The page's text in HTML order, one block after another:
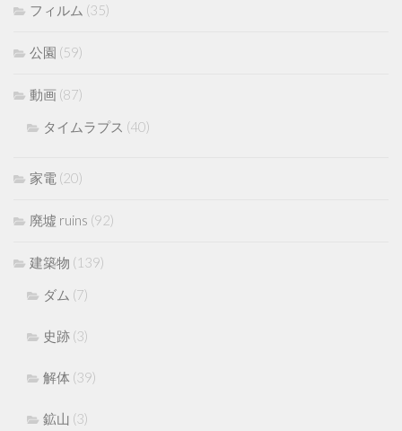
フィルム (35)
公園 (59)
動画 (87)
タイムラプス (40)
家電 (20)
廃墟 ruins (92)
建築物 (139)
ダム (7)
史跡 (3)
解体 (39)
鉱山 (3)